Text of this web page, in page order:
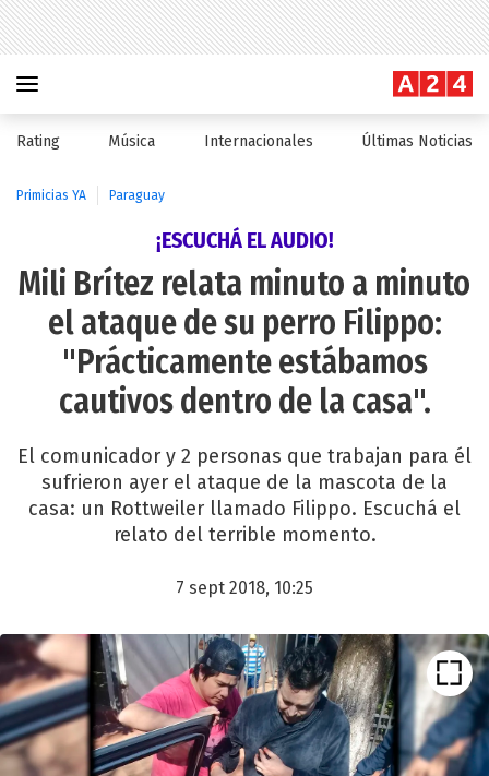
Rating Música Internacionales Últimas Noticias
Primicias YA Paraguay
¡ESCUCHÁ EL AUDIO!
Mili Brítez relata minuto a minuto
el ataque de su perro Filippo:
"Prácticamente estábamos
cautivos dentro de la casa".
El comunicador y 2 personas que trabajan para él
sufrieron ayer el ataque de la mascota de la
casa: un Rottweiler llamado Filippo. Escuchá el
relato del terrible momento.
7 sept 2018, 10:25